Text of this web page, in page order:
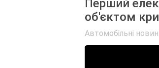
Перший
об'єктом
Автомобільні